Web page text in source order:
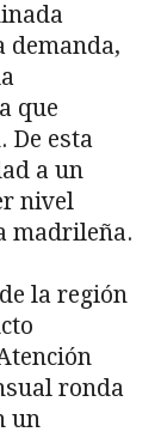
demanda,
que
De esta
a un
nivel
madrileña.
la región
ronda
un